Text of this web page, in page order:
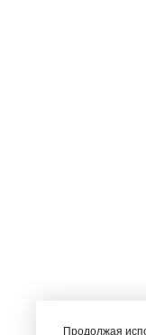
Продолжая